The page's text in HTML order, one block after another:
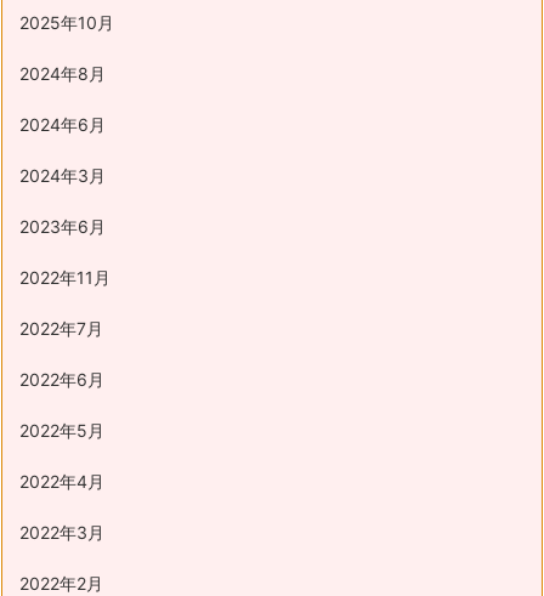
2025年10月
2024年8月
2024年6月
2024年3月
2023年6月
2022年11月
2022年7月
2022年6月
2022年5月
2022年4月
2022年3月
2022年2月